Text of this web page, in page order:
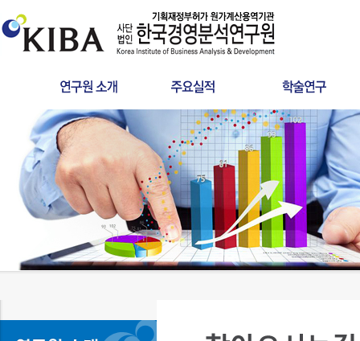
인사말
연혁
인증서
설립목적
조직구성
찾아오시는길
원가산정
사후정산
학술연구
타당성조사
공공서비스 요금
분쟁검증용역
건설사업관리